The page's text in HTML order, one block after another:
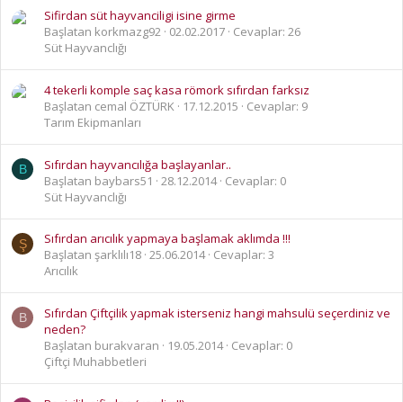
Sifirdan süt hayvanciligi isine girme
Başlatan korkmazg92 02.02.2017 Cevaplar: 26
Süt Hayvanclığı
4 tekerli komple saç kasa römork sıfırdan farksız
Başlatan cemal ÖZTÜRK
17.12.2015
Cevaplar: 9
Tarım Ekipmanları
B
Sıfırdan hayvancılığa başlayanlar..
Başlatan baybars51
28.12.2014 Cevaplar: 0
Süt Hayvanclığı
Ş
Sıfırdan arıcılık yapmaya başlamak aklımda !!!
Başlatan şarklılı18 25.06.2014 Cevaplar: 3
Arıcılık
B
Sıfırdan Çiftçilik yapmak isterseniz hangi mahsulü seçerdiniz ve
neden?
Başlatan burakvaran
19.05.2014 Cevaplar: 0
Çiftçi Muhabbetleri